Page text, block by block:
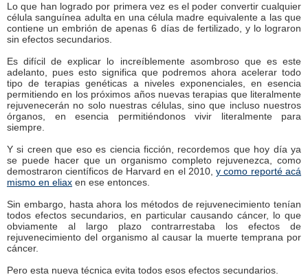
Lo que han logrado por primera vez es el poder convertir cualquier
célula sanguínea adulta en una célula madre equivalente a las que
contiene un embrión de apenas 6 días de fertilizado, y lo lograron
sin efectos secundarios.
Es difícil de explicar lo increíblemente asombroso que es este
adelanto, pues esto significa que podremos ahora acelerar todo
tipo de terapias genéticas a niveles exponenciales, en esencia
permitiendo en los próximos años nuevas terapias que literalmente
rejuvenecerán no solo nuestras células, sino que incluso nuestros
órganos, en esencia permitiéndonos vivir literalmente para
siempre.
Y si creen que eso es ciencia ficción, recordemos que hoy día ya
se puede hacer que un organismo completo rejuvenezca, como
demostraron científicos de Harvard en el 2010,y como reporté acá
mismo en eliax en ese entonces.
Sin embargo, hasta ahora los métodos de rejuvenecimiento tenían
todos efectos secundarios, en particular causando cáncer, lo que
obviamente al largo plazo contrarrestaba los efectos de
rejuvenecimiento del organismo al causar la muerte temprana por
cáncer.
Pero esta nueva técnica evita todos esos efectos secundarios.